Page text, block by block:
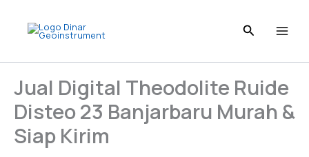
content
s
a
m
n
I
n
k
n
e
s
t
c
o
k
Jual Digital Theodolite Ruide
Disteo 23 Banjarbaru Murah &
Siap Kirim